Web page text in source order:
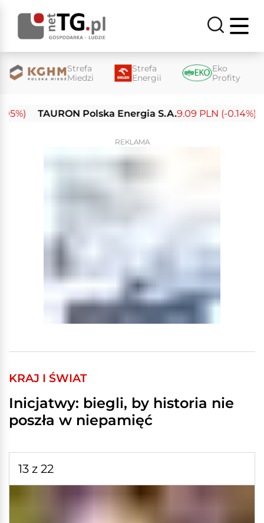
Strefa
Miedzi
Strefa
Energii
Eko
Profity
TAURON Polska Energia S.A.9.09 PLN (-0.14%)
REKLAMA
KRAJ I ŚWIAT
Inicjatwy: biegli, by historia nie
poszła w niepamięć
13 z 22